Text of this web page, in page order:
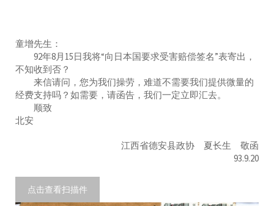
童增先生：
92年8月15日我将“向日本国要求受害赔偿签名”表寄出，
不知收到否？
来信请问，您为我们操劳，难道不需要我们提供微量的
经费支持吗？如需要，请函告，我们一定立即汇去。
顺致
北安
江西省德安县政协 夏长生 敬函
93.9.20